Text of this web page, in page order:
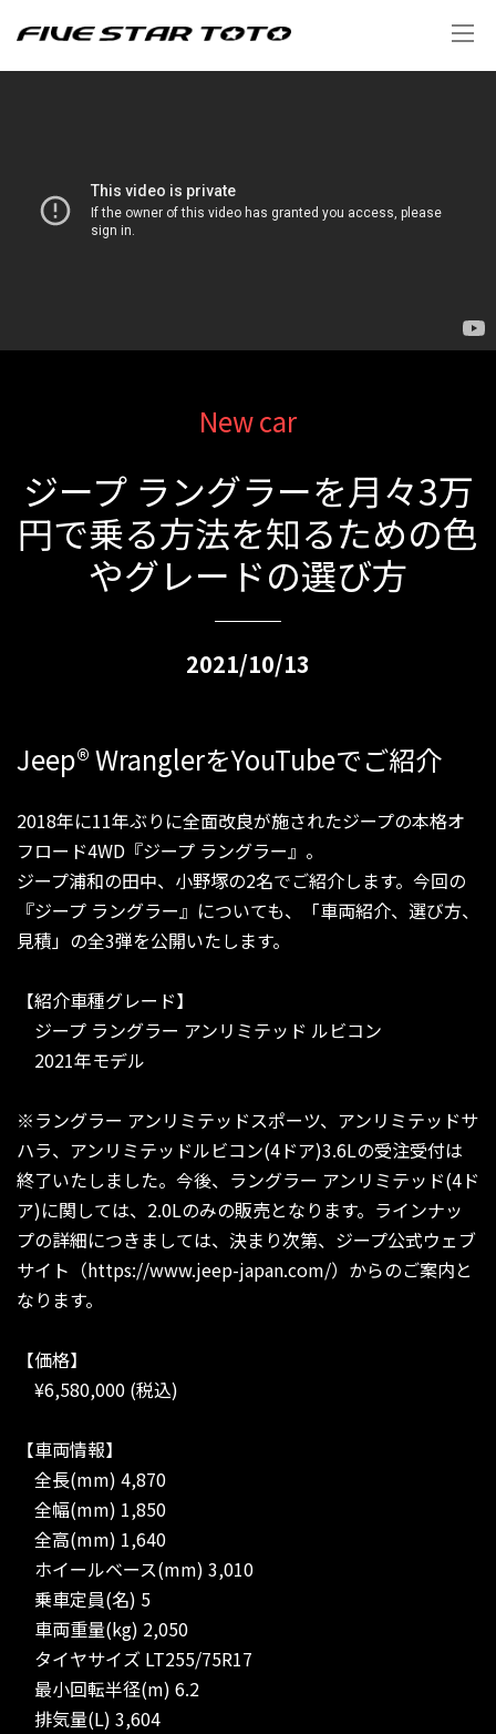
New car
ジープ ラングラーを月々3万
円で乗る方法を知るための色
やグレードの選び方
2021/10/13
Jeep®WranglerをYouTubeでご紹介
2018年に11年ぶりに全面改良が施されたジープの本格オ
フロード4WD『ジープ ラングラー』。
ジープ浦和の田中、小野塚の2名でご紹介します。今回の
『ジープ ラングラー』についても、「車両紹介、選び方、
見積」の全3弾を公開いたします。
【紹介車種グレード】
ジープ ラングラー アンリミテッド ルビコン
2021年モデル
※ラングラー アンリミテッドスポーツ、アンリミテッドサ
ハラ、アンリミテッドルビコン(4ドア)3.6Lの受注受付は
終了いたしました。今後、ラングラー アンリミテッド(4ド
ア)に関しては、2.0Lのみの販売となります。ラインナッ
プの詳細につきましては、決まり次第、ジープ公式ウェブ
サイト（https://www.jeep-japan.com/）からのご案内と
なります。
【価格】
¥6,580,000 (税込)
【車両情報】
全長(mm) 4,870
全幅(mm) 1,850
全高(mm) 1,640
ホイールベース(mm) 3,010
乗車定員(名) 5
車両重量(kg) 2,050
タイヤサイズ LT255/75R17
最小回転半径(m) 6.2
排気量(L) 3,604